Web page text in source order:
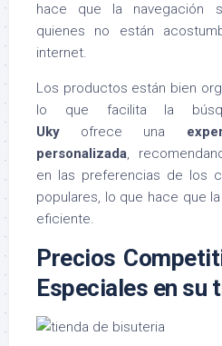
hace que la navegación
quienes no están
internet.
Los productos están bien
lo que facilita la
Uky ofrece una
personalizada,
en las preferencias de los
populares, lo que hace que
eficiente.
Precios
Especiales en su